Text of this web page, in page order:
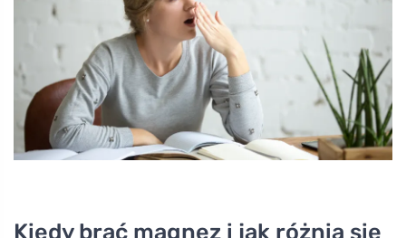
Kiedy brać magnez i jak różnią się